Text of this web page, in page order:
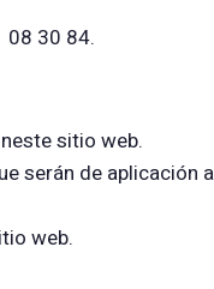
08 30 84.
sitio web.
serán de
web.